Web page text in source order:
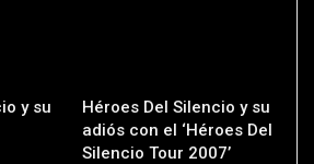
y su
Héroes Del Silencio y su
adiós con el ‘Héroes Del
Silencio Tour 2007’